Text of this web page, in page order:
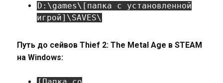
D:\games\[папка с установленной
игрой]\SAVES\
Путь до сейвов Thief 2: The Metal Age в STEAM
на Windows: